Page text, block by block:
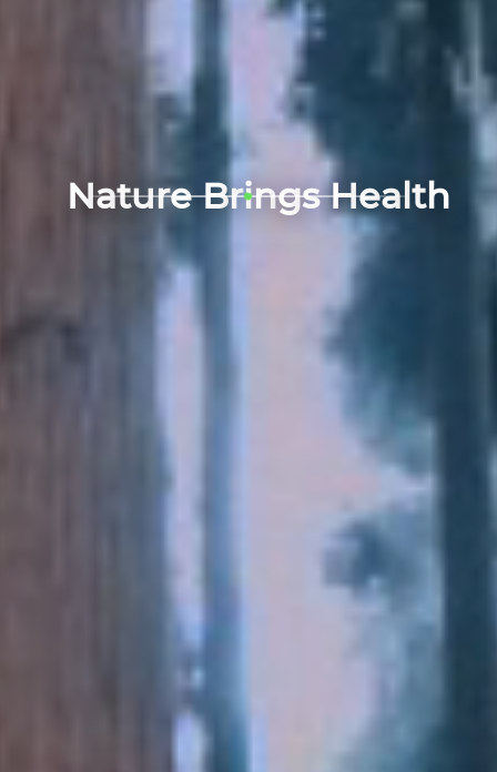
Nature Brings Health